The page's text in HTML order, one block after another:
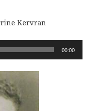
Kervran
00:00